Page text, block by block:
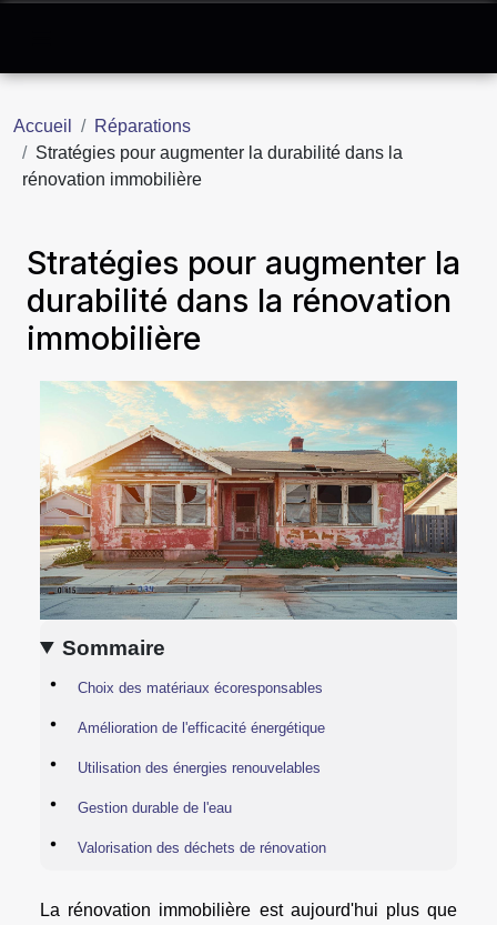
Accueil
Réparations
Stratégies pour augmenter la durabilité dans la
rénovation immobilière
Stratégies pour augmenter la
durabilité dans la rénovation
immobilière
Sommaire
Choix des matériaux écoresponsables
Amélioration de l'efficacité énergétique
Utilisation des énergies renouvelables
Gestion durable de l'eau
Valorisation des déchets de rénovation
La rénovation immobilière est aujourd'hui plus que